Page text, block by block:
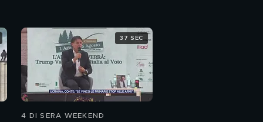
4 DI SERA WEEKEND
37 SEC